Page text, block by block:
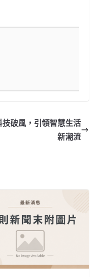
破風，引領智慧生活
新潮流